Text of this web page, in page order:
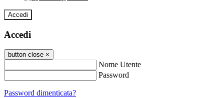
Accedi
Accedi
button close ×
Nome Utente
Password
Password dimenticata?